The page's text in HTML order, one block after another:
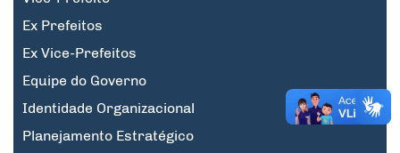
Ex Prefeitos
Ex Vice-Prefeitos
Equipe do Governo
Identidade Organizacional
Planejamento Estratégico